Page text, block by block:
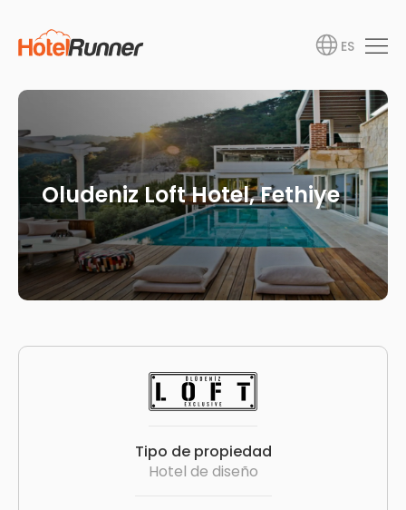
ES
Oludeniz Loft Hotel, Fethiye
Tipo de propiedad
Hotel de diseño